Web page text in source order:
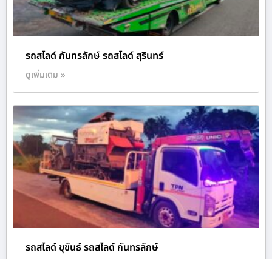
รถสไลด์ กันทรลักษ์ รถสไลด์ สุรินทร์
ดูเพิ่มเติม »
รถสไลด์ ขุขันธ์ รถสไลด์ กันทรลักษ์